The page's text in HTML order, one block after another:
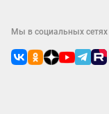
Мы в социальных сетях